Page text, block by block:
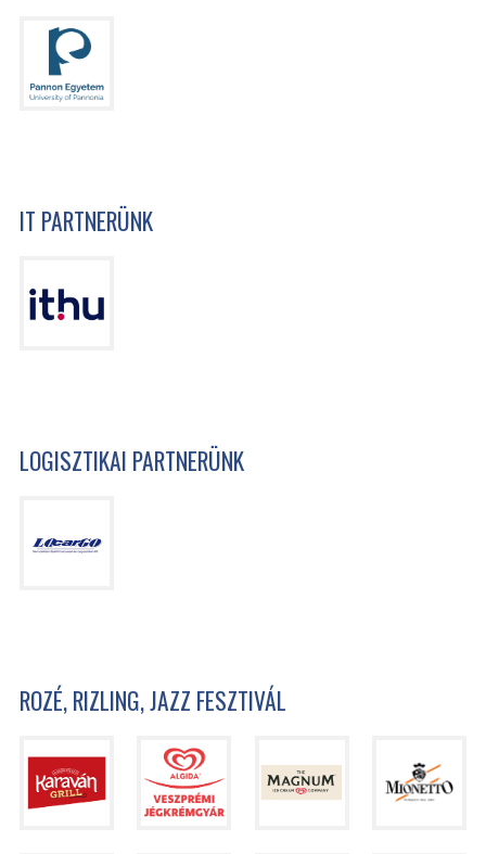
IT PARTNERÜNK
LOGISZTIKAI PARTNERÜNK
ROZÉ, RIZLING, JAZZ FESZTIVÁL